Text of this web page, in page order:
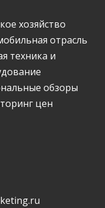
хозяйство
отрасль
техника и
обзоры
цен